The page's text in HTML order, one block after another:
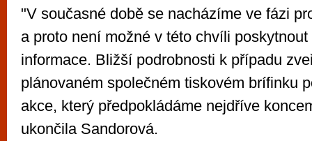
"V současné době se nacházíme ve fázi
a proto není možné v této chvíli
informace. Bližší podrobnosti k případu
plánovaném společném tiskovém brífinku
akce, který předpokládáme nejdříve
ukončila Sandorová.